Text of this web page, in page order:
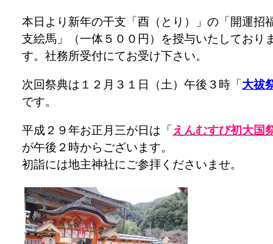
本日より新年の干支「酉（とり）」の「開運招
支絵馬」（一体５００円）を授与いたしており
す。社務所受付にてお受け下さい。
次回祭典は１２月３１日（土）午後３時「大祓
です。
平成２９年お正月三が日は「 えんむすび初大国
が午後２時からございます。
初詣には地主神社にご参拝くださいませ。